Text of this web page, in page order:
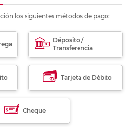
los siguientes métodos de pago:
Déposito /
Transferencia
Tarjeta de Débito
Cheque